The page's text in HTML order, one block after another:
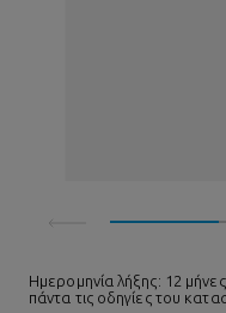
Ημερομηνία λήξης: 12
πάντα τις οδηγίες του